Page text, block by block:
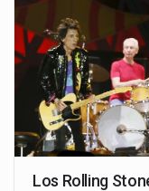
Los Rolling